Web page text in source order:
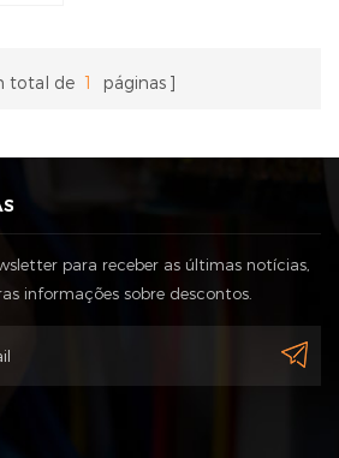
total de 1 páginas
para receber as últimas notícias,
informações sobre descontos.